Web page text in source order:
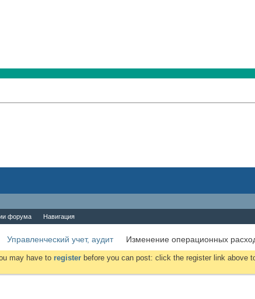
форума Навигация
Управленческий учет, аудит Изменение операционных
may have to register before you can post: click the register link above